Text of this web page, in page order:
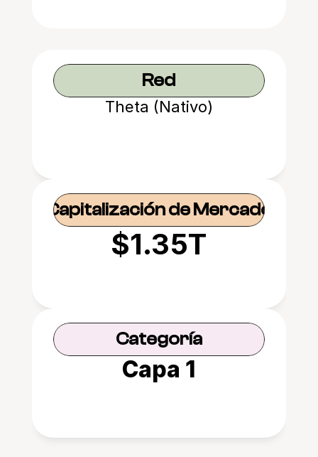
Red
Theta (Nativo)
Capitalización de Mercado
$1.35T
Categoría
Capa 1